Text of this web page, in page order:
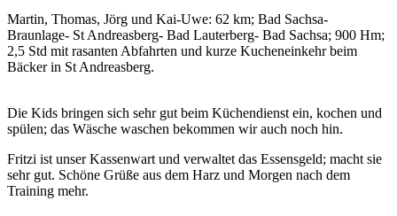
Martin, Thomas, Jörg und Kai-Uwe: 62 km; Bad Sachsa-
Braunlage- St Andreasberg- Bad Lauterberg- Bad Sachsa; 900 Hm;
2,5 Std mit rasanten Abfahrten und kurze Kucheneinkehr beim
Bäcker in St Andreasberg.
Die Kids bringen sich sehr gut beim Küchendienst ein, kochen und
spülen; das Wäsche waschen bekommen wir auch noch hin.
Fritzi ist unser Kassenwart und verwaltet das Essensgeld; macht sie
sehr gut. Schöne Grüße aus dem Harz und Morgen nach dem
Training mehr.